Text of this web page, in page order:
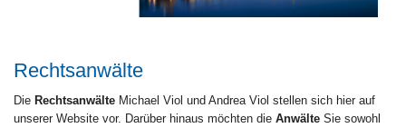
Rechtsanwälte
Die Rechtsanwälte Michael Viol und Andrea Viol stellen sich hier auf
unserer Website vor. Darüber hinaus möchten die Anwälte Sie sowohl